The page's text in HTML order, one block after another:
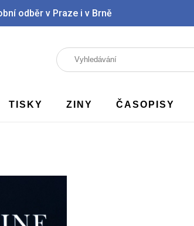
odběr v Praze i v Brně
TISKY ZINY ČASOPISY